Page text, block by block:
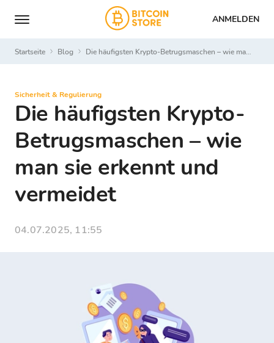
ANMELDEN
Startseite Blog Die häufigsten Krypto-Betrugsmaschen – wie man sie erkennt und vermeidet
Sicherheit & Regulierung
Die häufigsten Krypto-
Betrugsmaschen – wie
man sie erkennt und
vermeidet
04.07.2025, 11:55